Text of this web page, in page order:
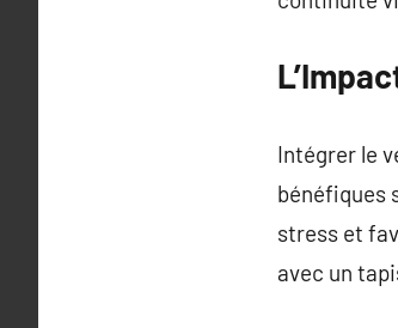
Intégrer le
bénéfiques
stress et
avec un